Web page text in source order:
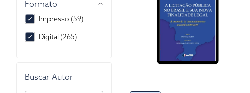
Formato
Impresso (59)
Digital (265)
Buscar Autor